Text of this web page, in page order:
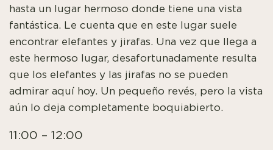
hasta un lugar hermoso donde tiene una vista
fantástica. Le cuenta que en este lugar suele
encontrar elefantes y jirafas. Una vez que llega a
este hermoso lugar, desafortunadamente resulta
que los elefantes y las jirafas no se pueden
admirar aquí hoy. Un pequeño revés, pero la vista
aún lo deja completamente boquiabierto.
11:00 – 12:00